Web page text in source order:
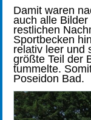
Damit waren
auch alle
restlichen
Sportbecken
relativ leer und
größte Teil der
tummelte.
Poseidon Bad.